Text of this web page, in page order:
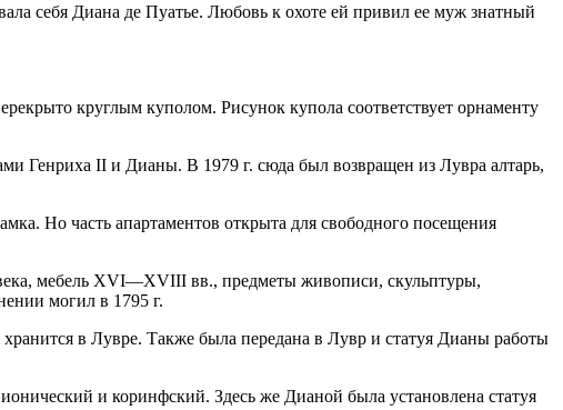
себя Диана де Пуатье. Любовь к охоте ей привил ее муж знатный
круглым куполом. Рисунок купола соответствует орнаменту
Генриха II и Дианы. В 1979 г. сюда был возвращен из Лувра алтарь,
Но часть апартаментов открыта для свободного посещения
мебель XVI—XVIII вв., предметы живописи, скульптуры,
могил в 1795 г.
в Лувре. Также была передана в Лувр и статуя Дианы работы
и коринфский. Здесь же Дианой была установлена статуя